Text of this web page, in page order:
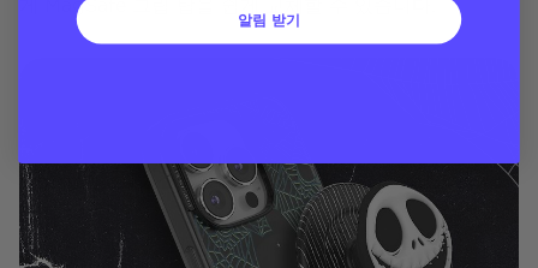
게 MagSafe 그립 탑을 쉽게 교체할 수 있습니다.
알림 받기